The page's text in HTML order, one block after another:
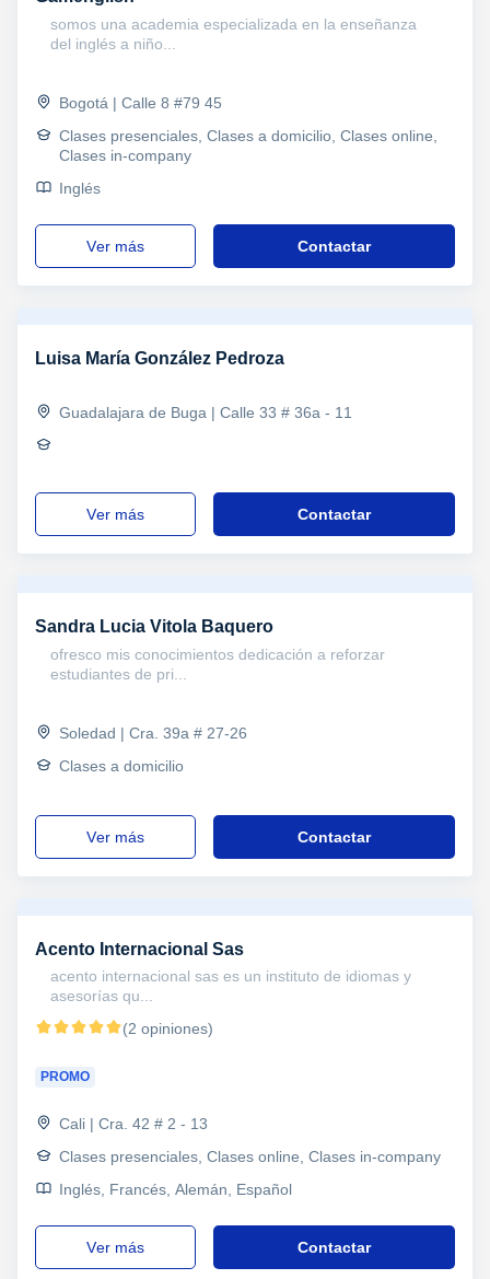
somos una academia especializada en la enseñanza
del inglés a niño...
Bogotá | Calle 8 #79 45
Clases presenciales, Clases a domicilio, Clases online,
Clases in-company
Inglés
ver más Contactar
Luisa María González Pedroza
Guadalajara de Buga | Calle 33 # 36a - 11
ver más Contactar
Sandra Lucia Vitola Baquero
ofresco mis conocimientos dedicación a reforzar
estudiantes de pri...
Soledad | Cra. 39a # 27-26
Clases a domicilio
ver más Contactar
Acento Internacional Sas
acento internacional sas es un instituto de idiomas y
asesorías qu...
(2 opiniones)
PROMO
Cali | Cra. 42 # 2 - 13
Clases presenciales, Clases online, Clases in-company
Inglés, Francés, Alemán, Español
ver más Contactar